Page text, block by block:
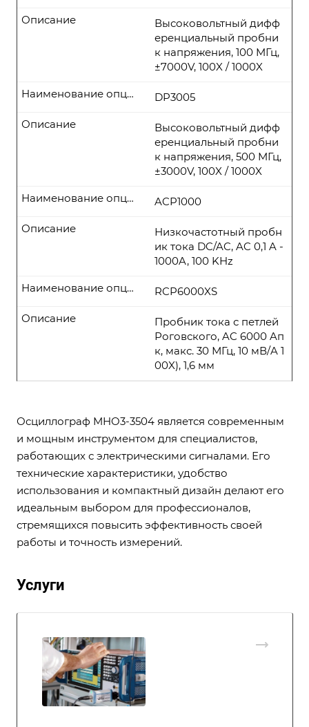
Высоковольтный дифф
еренциальный пробни
к напряжения, 100 MГц,
±7000V, 100X / 1000X
Описание
DP3005
Наименование опции
Высоковольтный дифф
еренциальный пробни
к напряжения, 500 MГц,
±3000V, 100X / 1000X
Описание
ACP1000
Наименование опции
Низкочастотный пробн
ик тока DC/AC, AC 0,1 A -
1000A, 100 KHz
Описание
RCP6000XS
Наименование опции
Пробник тока с петлей
Роговского, AC 6000 Aп
к, макс. 30 МГц, 10 мВ/A 1
00X), 1,6 мм
Описание
Осциллограф MHO3-3504 является современным
и мощным инструментом для специалистов,
работающих с электрическими сигналами. Его
технические характеристики, удобство
использования и компактный дизайн делают его
идеальным выбором для профессионалов,
стремящихся повысить эффективность своей
работы и точность измерений.
Услуги